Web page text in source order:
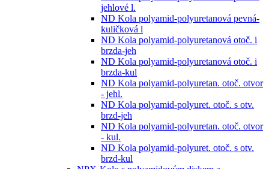
jehlové l.
ND Kola polyamid-polyuretanová pevná-
kuličková l
ND Kola polyamid-polyuretanová otoč. i
brzda-jeh
ND Kola polyamid-polyuretanová otoč. i
brzda-kul
ND Kola polyamid-polyuretan. otoč. otvor
- jehl.
ND Kola polyamid-polyuret. otoč. s otv.
brzd-jeh
ND Kola polyamid-polyuretan. otoč. otvor
- kul.
ND Kola polyamid-polyuret. otoč. s otv.
brzd-kul